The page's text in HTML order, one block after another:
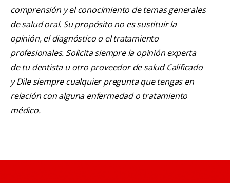
comprensión y el conocimiento de temas generales
de salud oral. Su propósito no es sustituir la
opinión, el diagnóstico o el tratamiento
profesionales. Solicita siempre la opinión experta
de tu dentista u otro proveedor de salud Calificado
y Dile siempre cualquier pregunta que tengas en
relación con alguna enfermedad o tratamiento
médico.